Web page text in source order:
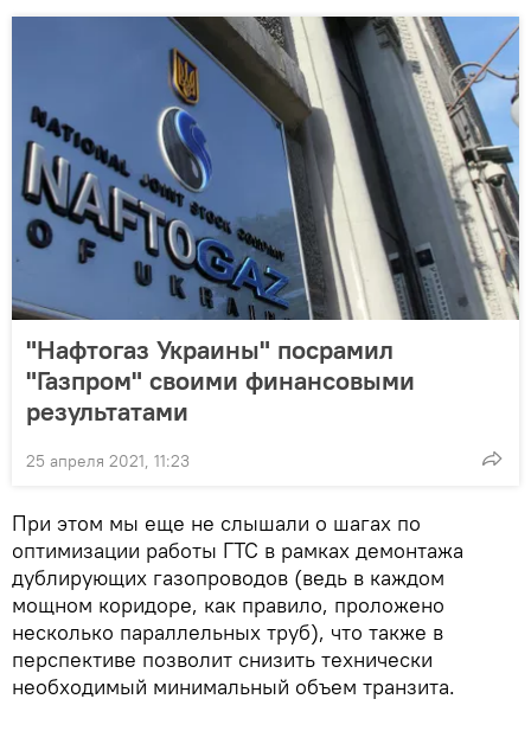
"Нафтогаз Украины" посрамил
"Газпром" своими финансовыми
результатами
25 апреля 2021, 11:23
При этом мы еще не слышали о шагах по
оптимизации работы ГТС в рамках демонтажа
дублирующих газопроводов (ведь в каждом
мощном коридоре, как правило, проложено
несколько параллельных труб), что также в
перспективе позволит снизить технически
необходимый минимальный объем транзита.